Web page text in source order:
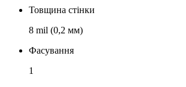
Товщина стінки
8 mil (0,2 мм)
Фасування
1